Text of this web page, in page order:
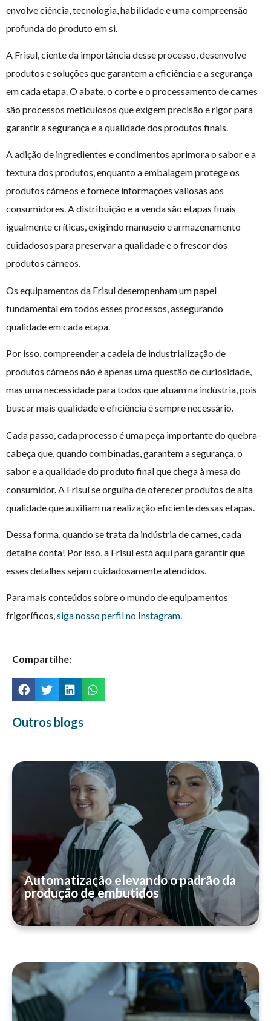
envolve ciência, tecnologia, habilidade e uma compreensão
profunda do produto em si.
A Frisul, ciente da importância desse processo, desenvolve
produtos e soluções que garantem a eficiência e a segurança
em cada etapa. O abate, o corte e o processamento de carnes
são processos meticulosos que exigem precisão e rigor para
garantir a segurança e a qualidade dos produtos finais.
A adição de ingredientes e condimentos aprimora o sabor e a
textura dos produtos, enquanto a embalagem protege os
produtos cárneos e fornece informações valiosas aos
consumidores. A distribuição e a venda são etapas finais
igualmente críticas, exigindo manuseio e armazenamento
cuidadosos para preservar a qualidade e o frescor dos
produtos cárneos.
Os equipamentos da Frisul desempenham um papel
fundamental em todos esses processos, assegurando
qualidade em cada etapa.
Por isso, compreender a cadeia de industrialização de
produtos cárneos não é apenas uma questão de curiosidade,
mas uma necessidade para todos que atuam na indústria, pois
buscar mais qualidade e eficiência é sempre necessário.
Cada passo, cada processo é uma peça importante do quebra-
cabeça que, quando combinadas, garantem a segurança, o
sabor e a qualidade do produto final que chega à mesa do
consumidor. A Frisul se orgulha de oferecer produtos de alta
qualidade que auxiliam na realização eficiente dessas etapas.
Dessa forma, quando se trata da indústria de carnes, cada
detalhe conta! Por isso, a Frisul está aqui para garantir que
esses detalhes sejam cuidadosamente atendidos.
Para mais conteúdos sobre o mundo de equipamentos
frigoríficos,siga nosso perfil no Instagram.
Compartilhe:
Outros blogs
Automatização elevando o padrão da
produção de embutidos